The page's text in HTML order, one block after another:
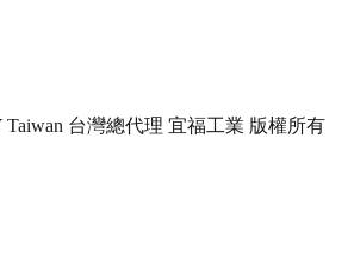
台灣總代理 宜福工業 版權所有